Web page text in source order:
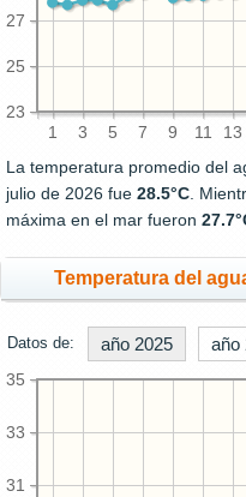
1 3 5 7 9 11 13
23
25
27
La temperatura promedio del
julio de 2026 fue 28.5°C.
máxima en el mar fueron
Temperatura del
Datos de: año 2025 año
31
33
35